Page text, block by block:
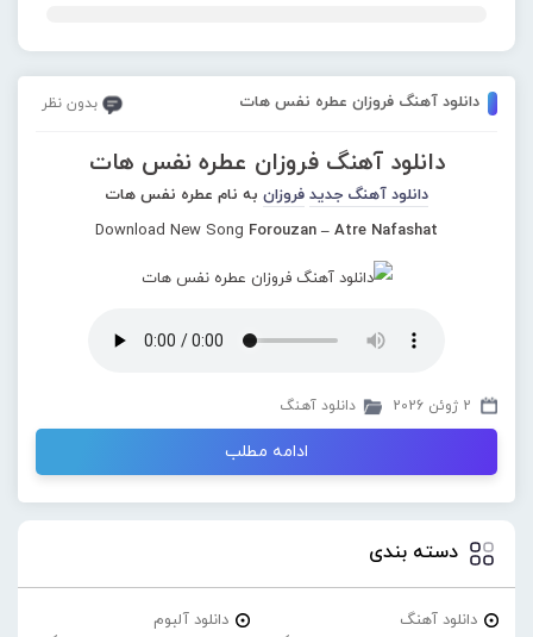
دانلود آهنگ فروزان عطره نفس هات بدون نظر
دانلود آهنگ فروزان عطره نفس هات
دانلود آهنگ جدید فروزان به نام عطره نفس هات
Download New Song Forouzan – Atre Nafashat
2 ژوئن 2026 دانلود آهنگ
ادامه مطلب
دسته بندی
دانلود آهنگ
دانلود آلبوم